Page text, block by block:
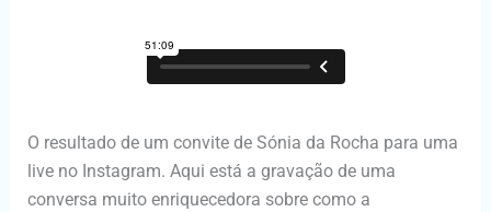
O resultado de um convite de Sónia da Rocha para uma
live no Instagram. Aqui está a gravação de uma
conversa muito enriquecedora sobre como a